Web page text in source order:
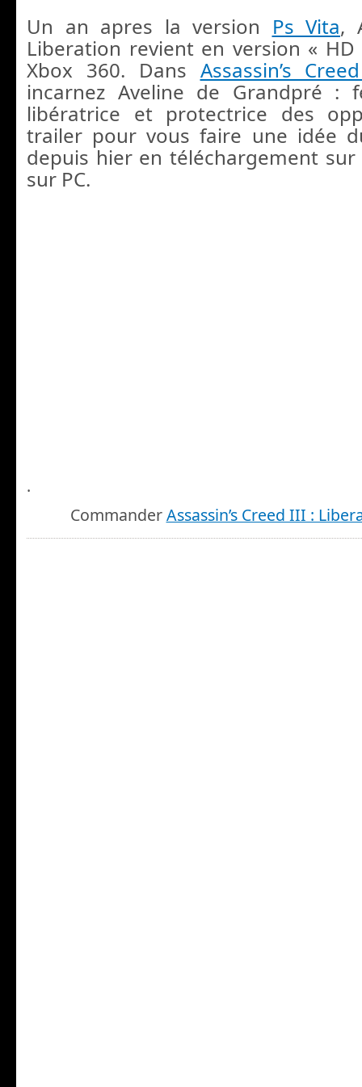
Un an apres la version Ps Vita,
Liberation revient en version « HD
Xbox 360. Dans Assassin’s
incarnez Aveline de Grandpré :
libératrice et protectrice des
trailer pour vous faire une idée
depuis hier en téléchargement
sur PC.
.
CommanderAssassin’s Creed III :